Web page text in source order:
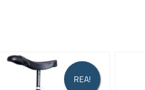
REA!